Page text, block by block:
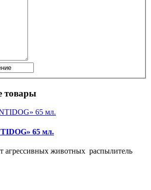
товары
65 мл.
агрессивных животных распылитель